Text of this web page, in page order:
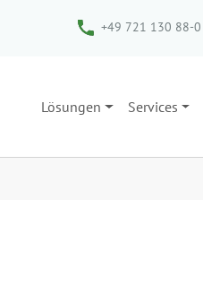
+49 721 130 88-0
Lösungen Services